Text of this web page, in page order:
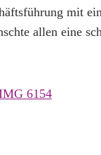
mit
allen eine